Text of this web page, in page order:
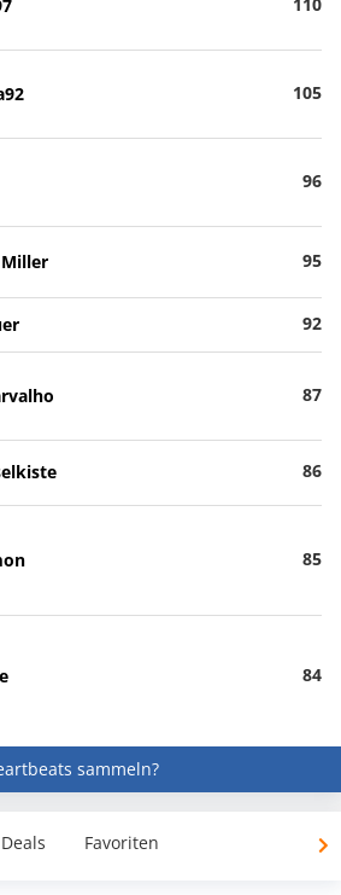
105
96
Miller 95
92
87
86
85
84
sammeln?
Favoriten